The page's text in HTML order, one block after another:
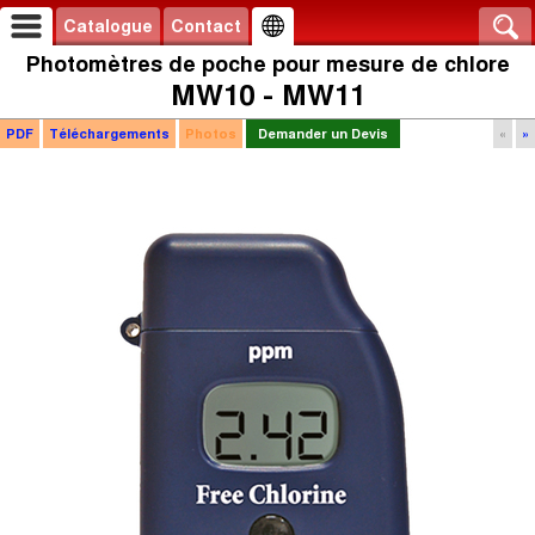
Catalogue Contact
Photomètres de poche pour mesure de chlore
MW10 - MW11
« »
PDF Téléchargements Photos Demander un Devis